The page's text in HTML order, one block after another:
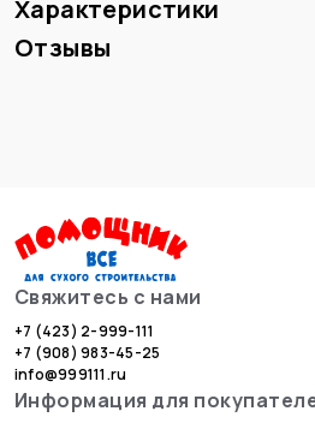
Характеристики
Отзывы
Свяжитесь с нами
+7 (423) 2-999-111
+7 (908) 983-45-25
info@999111.ru
Информация для